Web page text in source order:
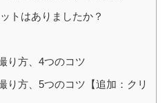
トはありましたか？
り方、4つのコツ
り方、5つのコツ【追加：クリ